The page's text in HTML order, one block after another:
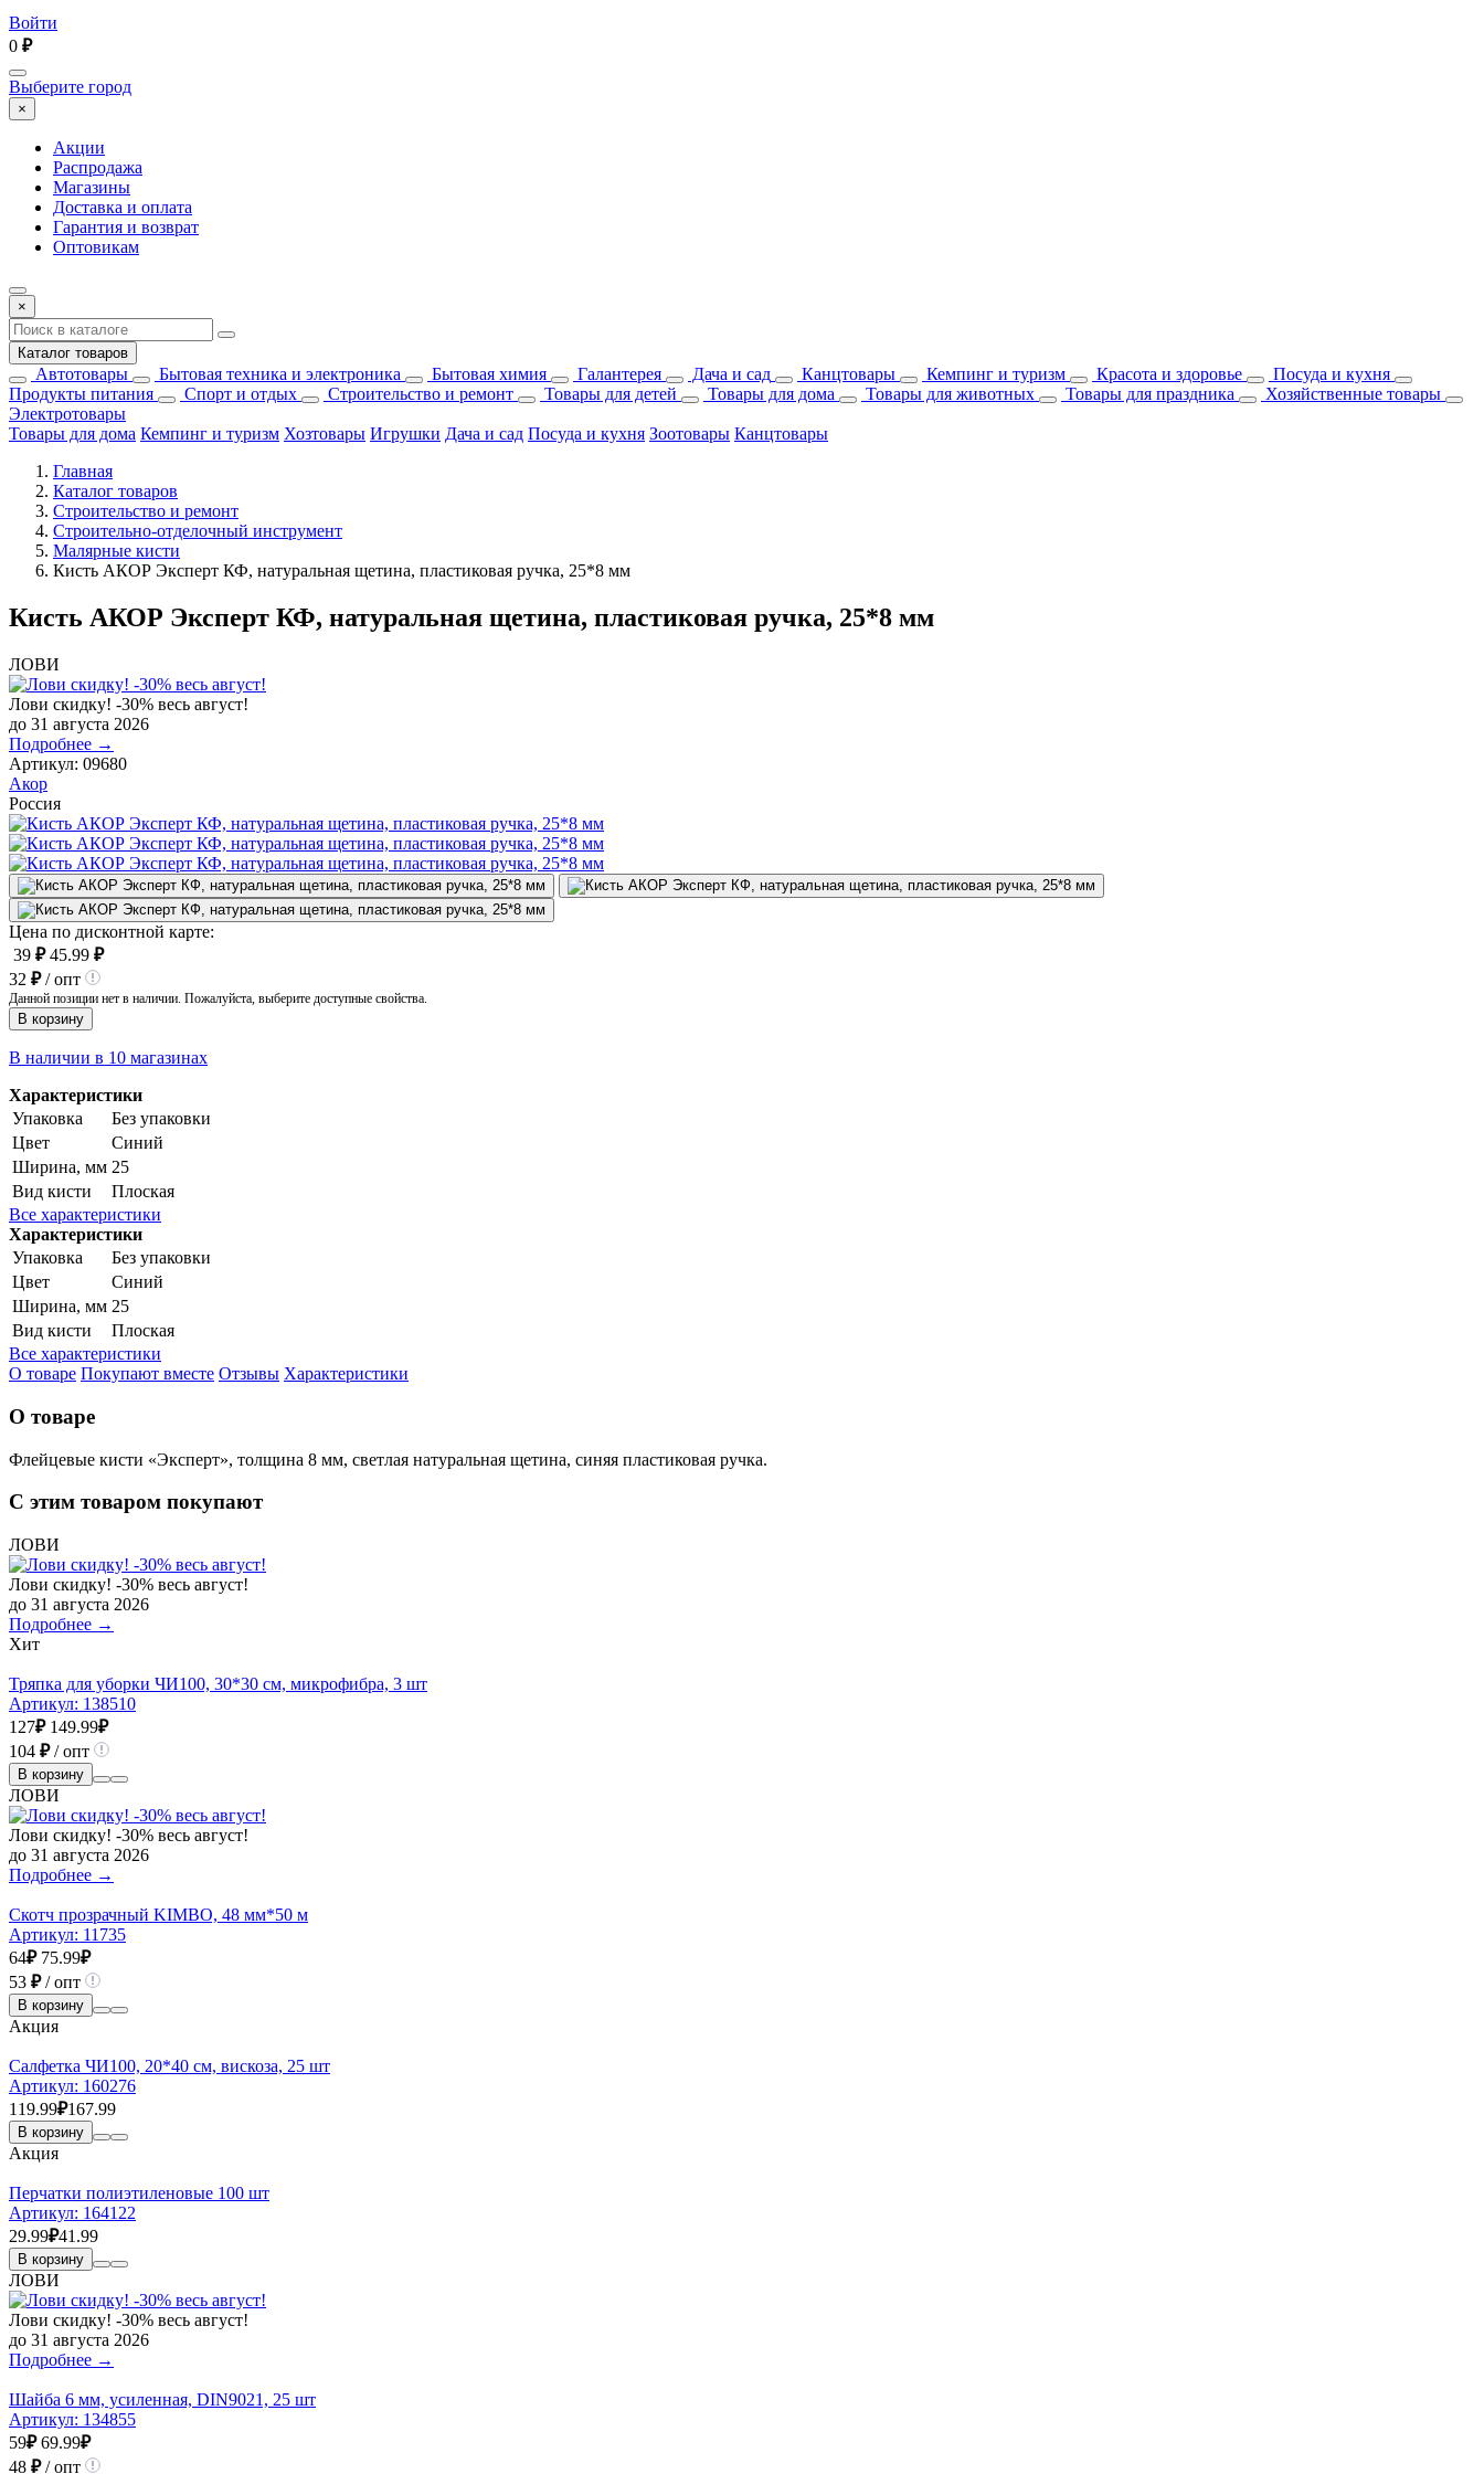
Войти
0 ₽
Выберите город
×
Акции
Распродажа
Магазины
Доставка и оплата
Гарантия и возврат
Оптовикам
×
Каталог товаров
Автотовары Бытовая техника и электроника Бытовая химия Галантерея Дача и сад Канцтовары Кемпинг и туризм Красота и здоровье
Посуда и кухня
Продукты питания
Спорт и отдых Строительство и ремонт Товары для детей Товары для дома Товары для животных Товары для праздника
Хозяйственные товары
Электротовары
Товары для дома Кемпинг и туризм Хозтовары Игрушки Дача и сад Посуда и кухня Зоотовары Канцтовары
Главная
Каталог товаров
Строительство и ремонт
Строительно-отделочный инструмент
Малярные кисти
Кисть АКОР Эксперт КФ, натуральная щетина, пластиковая ручка, 25*8 мм
Кисть АКОР Эксперт КФ, натуральная щетина, пластиковая ручка, 25*8 мм
ЛОВИ
Лови скидку! -30% весь август!
до 31 августа 2026
Подробнее →
Артикул: 09680
Акор
Россия
Цена по дисконтной карте:
39 ₽ 45.99 ₽
32 ₽/ опт
Данной позиции нет в наличии. Пожалуйста, выберите доступные свойства.
В корзину
В наличии в 10 магазинах
Характеристики
Упаковка
Без упаковки
Цвет
Синий
Ширина, мм 25
Вид кисти
Плоская
Все характеристики
Характеристики
Упаковка
Без упаковки
Цвет
Синий
Ширина, мм 25
Вид кисти
Плоская
Все характеристики
О товаре Покупают вместе Отзывы Характеристики
О товаре
Флейцевые кисти «Эксперт», толщина 8 мм, светлая натуральная щетина, синяя пластиковая ручка.
С этим товаром покупают
ЛОВИ
Лови скидку! -30% весь август!
до 31 августа 2026
Подробнее →
Хит
Тряпка для уборки ЧИ100, 30*30 см, микрофибра, 3 шт
Артикул: 138510
127₽ 149.99₽
104 ₽/ опт
В корзину
ЛОВИ
Лови скидку! -30% весь август!
до 31 августа 2026
Подробнее →
Скотч прозрачный KIMBO, 48 мм*50 м
Артикул: 11735
64₽ 75.99₽
53 ₽/ опт
В корзину
Акция
Салфетка ЧИ100, 20*40 см, вискоза, 25 шт
Артикул: 160276
119.99₽167.99
В корзину
Акция
Перчатки полиэтиленовые 100 шт
Артикул: 164122
29.99₽41.99
В корзину
ЛОВИ
Лови скидку! -30% весь август!
до 31 августа 2026
Подробнее →
Шайба 6 мм, усиленная, DIN9021, 25 шт
Артикул: 134855
59₽ 69.99₽
48 ₽/ опт